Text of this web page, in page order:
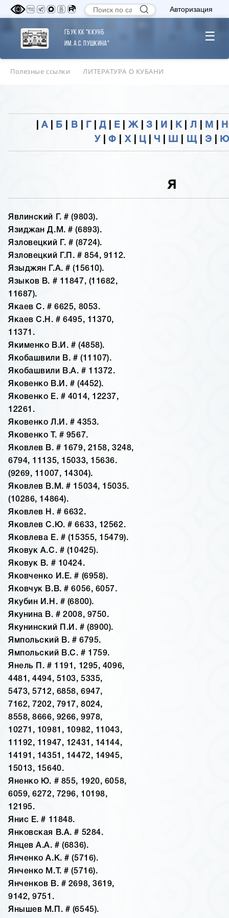
Авторизация
ГБУК КК "ККУНБ
им. А.С. Пушкина"
☰
Полезные ссылки ЛИТЕРАТУРА О КУБАНИ
|А| Б В |Д| Е| Ж З И К| Л М Н
У |Ф Х Ц| Ч Ш Щ Э Ю
Я
Явлинский Г. # (9803).
Язиджан Д.М. # (6893).
Язловецкий Г. # (8724).
Язловецкий Г.П. # 854, 9112.
Языджян Г.А. # (15610).
Языков В. # 11847, (11682,
11687).
Якаев С. # 6625, 8053.
Якаев С.Н. # 6495, 11370,
11371.
Якименко В.И. # (4858).
Якобашвили В. # (11107).
Якобашвили В.А. # 11372.
Яковенко В.И. # (4452).
Яковенко Е. # 4014, 12237,
12261.
Яковенко Л.И. # 4353.
Яковенко Т. # 9567.
Яковлев В. # 1679, 2158, 3248,
6794, 11135, 15033, 15636.
(9269, 11007, 14304).
Яковлев В.М. # 15034, 15035.
(10286, 14864).
Яковлев Н. # 6632.
Яковлев С.Ю. # 6633, 12562.
Яковлева Е. # (15355, 15479).
Яковук А.С. # (10425).
Яковук В. # 10424.
Яковченко И.Е. # (6958).
Яковчук В.В. # 6056, 6057.
Якубин И.Н. # (6800).
Якунина В. # 2008, 9750.
Якунинский П.И. # (8900).
Ямпольский В. # 6795.
Ямпольский В.С. # 1759.
Янель П. # 1191, 1295, 4096,
4481, 4494, 5103, 5335,
5473, 5712, 6858, 6947,
7162, 7202, 7917, 8024,
8558, 8666, 9266, 9978,
10271, 10981, 10982, 11043,
11192, 11947, 12431, 14144,
14191, 14351, 14472, 14945,
15013, 15640.
Яненко Ю. # 855, 1920, 6058,
6059, 6272, 7296, 10198,
12195.
Янис Е. # 11848.
Янковская В.А. # 5284.
Янцев А.А. # (6836).
Янченко А.К. # (5716).
Янченко М.Т. # (5716).
Янченков В. # 2698, 3619,
9142, 9751.
Янышев М.П. # (6545).